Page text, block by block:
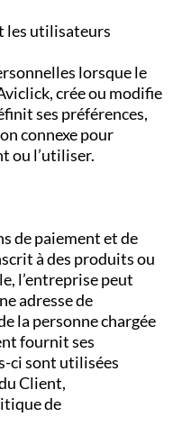
les utilisateurs
lorsque le
crée ou modifie
ses préférences,
connexe pour
ou l’utiliser.
de paiement et de
à des produits ou
l’entreprise peut
adresse de
la personne chargée
fournit ses
ci sont utilisées
Client,
de